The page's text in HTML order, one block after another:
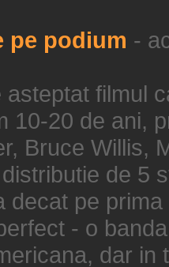
pe podium -
filmul
10-20 de ani,
Bruce Willis,
de 5
decat pe
- o
dar in